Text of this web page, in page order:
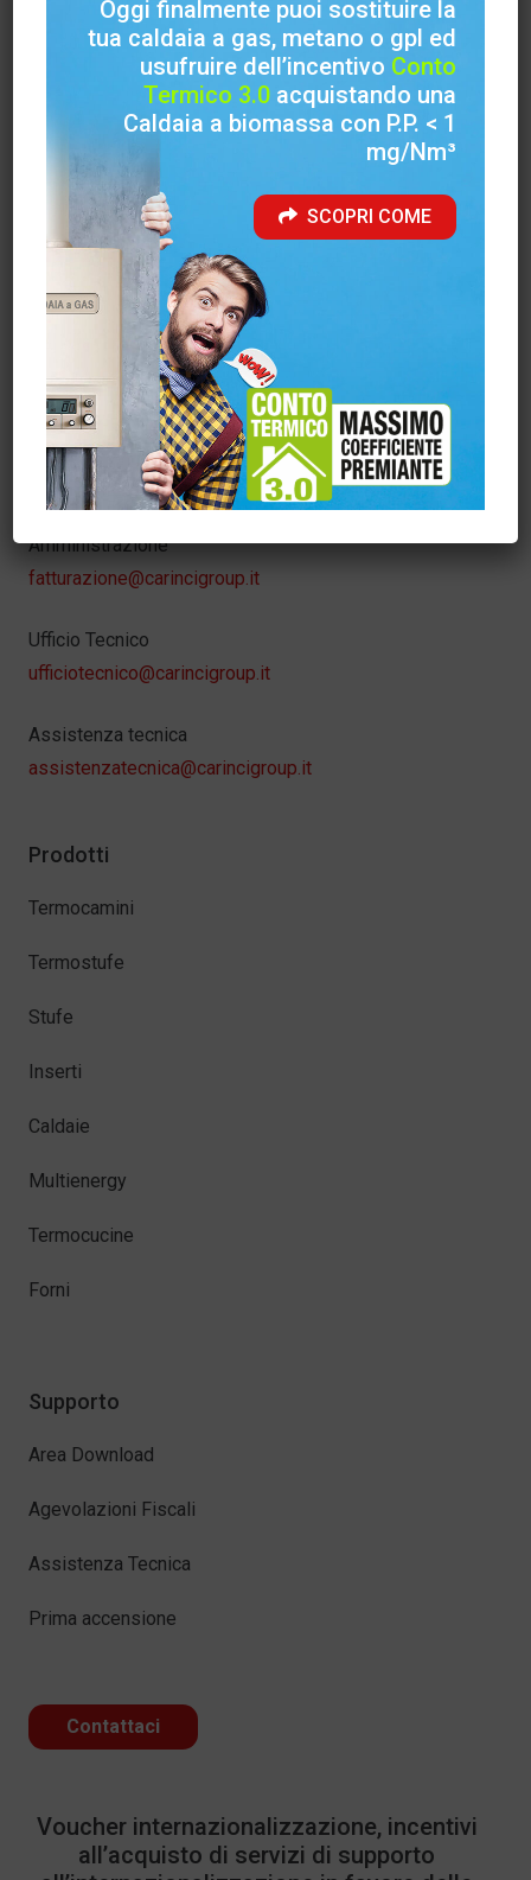
Via Case Priori, 26 (S. Francesca) 03029 Veroli (FR)
Sede amministrativa
Via Felci ( Zona Industriale ) 03039 Sora (FR)
Telefono
+39 0776 812704
Info web
info@carincigroup.it
Servizio Clienti – Ordini
sora@carincigroup.it
Amministrazione
fatturazione@carincigroup.it
Ufficio Tecnico
ufficiotecnico@carincigroup.it
Assistenza tecnica
assistenzatecnica@carincigroup.it
Prodotti
Termocamini
Termostufe
Stufe
Inserti
Caldaie
Multienergy
Termocucine
Forni
Supporto
Area Download
Agevolazioni Fiscali
Assistenza Tecnica
Prima accensione
Contattaci
Voucher internazionalizzazione, incentivi
all’acquisto di servizi di supporto
Oggi finalmente puoi sostituire la
tua caldaia a gas, metano o gpl ed
usufruire dell’incentivo Conto
Termico 3.0acquistando una
Caldaia a biomassa con P.P. < 1
mg/Nm³
SCOPRI COME